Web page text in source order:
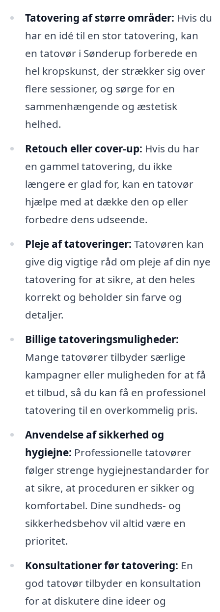
Tatovering af større områder: Hvis du
har en idé til en stor tatovering, kan
en tatovør i Sønderup forberede en
hel kropskunst, der strækker sig over
flere sessioner, og sørge for en
sammenhængende og æstetisk
helhed.
Retouch eller cover-up: Hvis du har
en gammel tatovering, du ikke
længere er glad for, kan en tatovør
hjælpe med at dække den op eller
forbedre dens udseende.
Pleje af tatoveringer: Tatovøren kan
give dig vigtige råd om pleje af din nye
tatovering for at sikre, at den heles
korrekt og beholder sin farve og
detaljer.
Billige tatoveringsmuligheder:
Mange tatovører tilbyder særlige
kampagner eller muligheden for at få
et tilbud, så du kan få en professionel
tatovering til en overkommelig pris.
Anvendelse af sikkerhed og
hygiejne: Professionelle tatovører
følger strenge hygiejnestandarder for
at sikre, at proceduren er sikker og
komfortabel. Dine sundheds- og
sikkerhedsbehov vil altid være en
prioritet.
Konsultationer før tatovering: En
god tatovør tilbyder en konsultation
for at diskutere dine ideer og